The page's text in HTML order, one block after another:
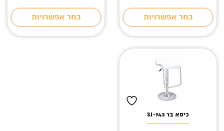
בחר אפשרויות בחר אפשרויות
כיסא בר SJ-943